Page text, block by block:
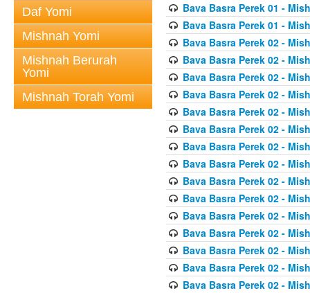
Daf Yomi
Mishnah Yomi
Mishnah Berurah
Yomi
Mishnah Torah Yomi
Bava Basra Perek 01 -
Bava Basra Perek 01 -
Bava Basra Perek 02 -
Bava Basra Perek 02 -
Bava Basra Perek 02 -
Bava Basra Perek 02 -
Bava Basra Perek 02 -
Bava Basra Perek 02 -
Bava Basra Perek 02 -
Bava Basra Perek 02 -
Bava Basra Perek 02 -
Bava Basra Perek 02 -
Bava Basra Perek 02 -
Bava Basra Perek 02 -
Bava Basra Perek 02 -
Bava Basra Perek 02 -
Bava Basra Perek 02 -